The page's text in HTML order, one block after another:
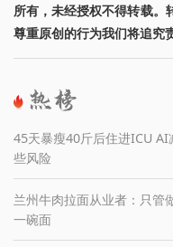
所有，未经授权不得转载
尊重原创的行为我们将追究
45天暴瘦40斤后住进ICU AI
些风险
兰州牛肉拉面从业者：只管
一碗面